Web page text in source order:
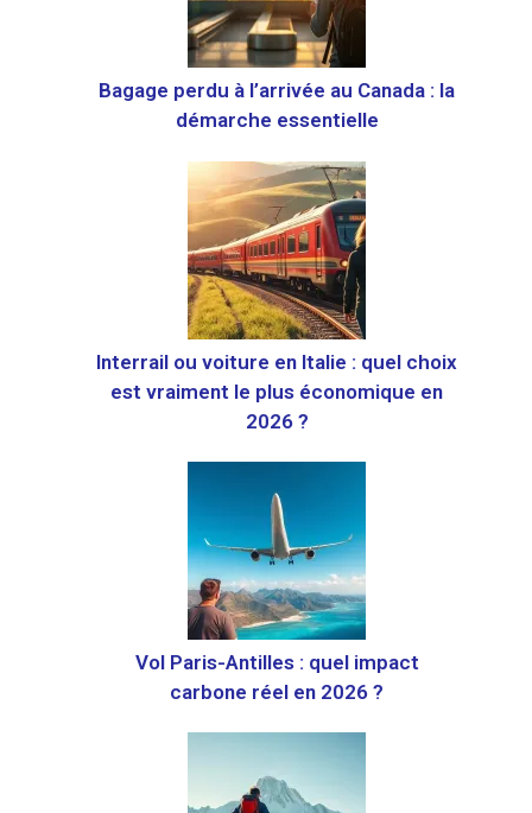
Bagage perdu à l’arrivée au Canada : la
démarche essentielle
Interrail ou voiture en Italie : quel choix
est vraiment le plus économique en
2026 ?
Vol Paris-Antilles : quel impact
carbone réel en 2026 ?